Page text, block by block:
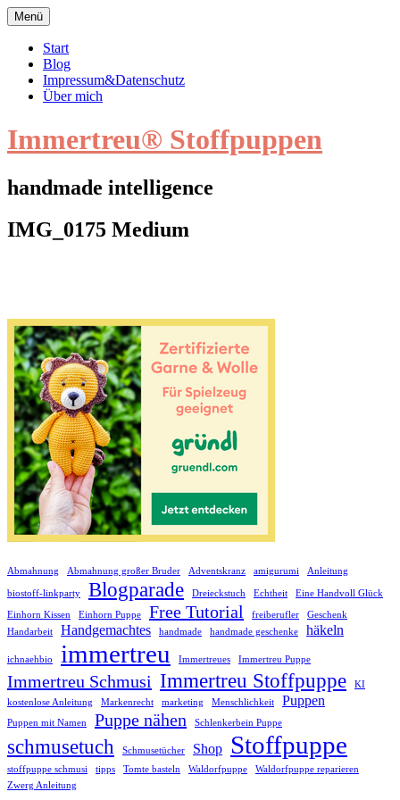
Zum
Inhalt
springen
Menü
Start
Blog
Impressum&Datenschutz
Über mich
Immertreu® Stoffpuppen
handmade intelligence
IMG_0175 Medium
Abmahnung Abmahnung großer Bruder Adventskranz amigurumi Anleitung
biostoff-linkparty Blogparade Dreieckstuch Echtheit Eine Handvoll Glück
Einhorn Kissen Einhorn Puppe Free Tutorial freiberufler
Geschenk
Handarbeit
Handgemachtes handmade handmade geschenke häkeln
ichnaehbio immertreu Immertreues Immertreu Puppe
Immertreu Schmusi Immertreu Stoffpuppe
KI
kostenlose Anleitung
Markenrecht marketing Menschlichkeit Puppen
Puppen mit Namen Puppe nähen Schlenkerbein Puppe
schmusetuch Schmusetücher Shop Stoffpuppe
stoffpuppe schmusi tipps Tomte basteln Waldorfpuppe
Waldorfpuppe reparieren
Zwerg Anleitung